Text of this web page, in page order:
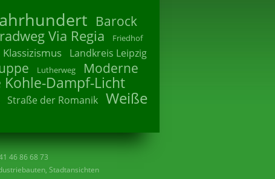
Barock
Via Regia Friedhof
Klassizismus Landkreis Leipzig
Lutherweg Moderne
Kohle-Dampf-Licht
Straße der Romanik Weiße
46 86 68 73
Stadtansichten